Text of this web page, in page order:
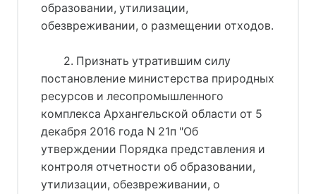
образовании, утилизации,
обезвреживании, о размещении отходов.
2. Признать утратившим силу
постановление министерства природных
ресурсов и лесопромышленного
комплекса Архангельской области от 5
декабря 2016 года N 21п "Об
утверждении Порядка представления и
контроля отчетности об образовании,
утилизации, обезвреживании, о